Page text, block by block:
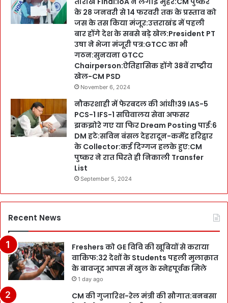
के 28 जनवरी से 14 फरवरी तक के प्रस्ताव को
जस के तस किया मंजूर:उत्तराखंड में पहली
बार होंगे देश के सबसे बड़े खेल:President PT
उषा ने भेजा मंजूरी पत्र:GTCC का भी
गठन:सुनयना GTCC
Chairperson:ऐतिहासिक होंगे 38वें राष्ट्रीय
खेल-CM PSD
November 6, 2024
नौकरशाही में फेरबदल की आंधी!39 IAS-5
PCS-1 IFS-1 सचिवालय सेवा अफसर
झकझोरे गए या फिर Dream Posting पाई:6
DM हटे:सविन बंसल देहरादून-कर्मेंद्र हरिद्वार
के Collector:कई दिग्गज हलके हुए:CM
पुष्कर ने रात घिरते ही निकाली Transfer
List
September 5, 2024
Recent News
Freshers को GE विवि की खूबियों से कराया
वाकिफ:32 देशों के Students पहली मुलाक़ात
के बावजूद आपस में खुल के स्नेहपूर्वक मिले
1 day ago
CM की गुजारिश-रेल मंत्री की सौगात:बनबसा